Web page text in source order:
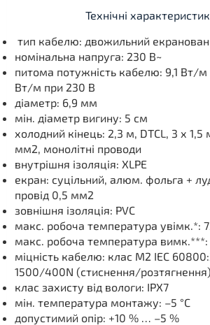
Технічні
тип кабелю: двожильний
номінальна напруга: 230 В~
питома потужність кабелю: 9,1 Вт/м
Вт/м при 230 В
діаметр: 6,9 мм
мін. діаметр вигину: 5 см
холодний кінець: 2,3 м, DTCL, 3 х
мм2, монолітні проводи
внутрішня ізоляція: XLPE
екран: суцільний, алюм. фольга +
провід 0,5 мм2
зовнішня ізоляція: PVC
макс. робоча температура увімк.*:
макс. робоча температура вимк.***:
міцність кабелю: клас М2 IEC
1500/400N (стиснення/розтягнення)
клас захисту від вологи: IPX7
мін. температура монтажу: –5 °C
допустимий опір: +10 % … –5 %